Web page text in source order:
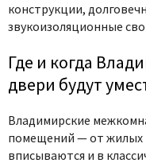
конструкции,
звукоизоляционные
Где и когда
двери будут
Владимирские
помещений — от жилых
вписываются и в